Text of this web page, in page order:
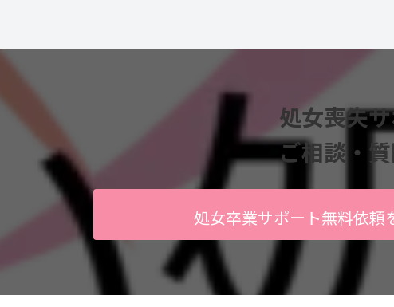
処女喪失
ご相談・
処女卒業サポート無料依頼